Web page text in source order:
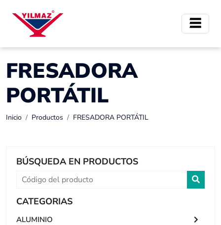
FRESADORA
PORTÁTIL
Inicio Productos FRESADORA PORTÁTIL
BÚSQUEDA EN PRODUCTOS
CATEGORIAS
ALUMINIO